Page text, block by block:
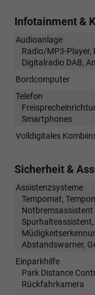
Infotainment &
Audioanlage
Radio/MP3-Player,
Digitalradio DAB,
Bordcomputer
Telefon
Smartphones
Volldigitales
Sicherheit &
Assistenzsysteme
Tempomat,
Abstandswarner,
Einparkhilfe
Park Distance
Rückfahrkamera